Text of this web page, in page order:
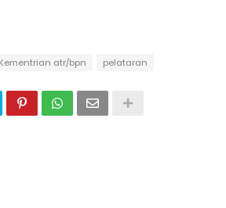
Kementrian atr/bpn pelataran